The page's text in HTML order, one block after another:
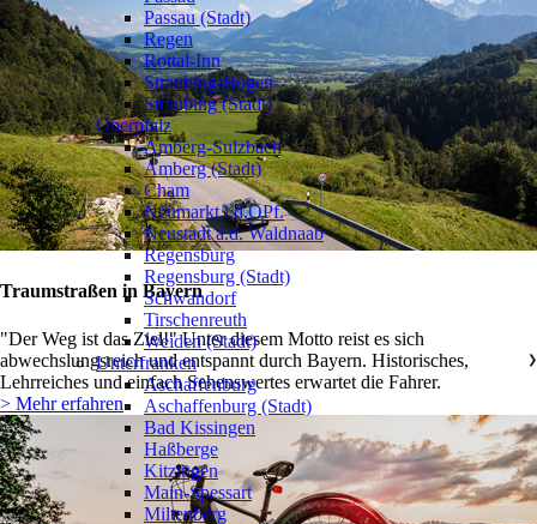
Traumstraßen in Bayern
"Der Weg ist das Ziel!" Unter diesem Motto reist es sich
abwechslungsreich und entspannt durch Bayern. Historisches,
Lehrreiches und einfach Sehenswertes erwartet die Fahrer.
> Mehr erfahren
Passau (Stadt)
Regen
Rottal-Inn
Straubing-Bogen
Straubing (Stadt)
Oberpfalz
❯
Amberg-Sulzbach
Amberg (Stadt)
Cham
Neumarkt i.d.OPf.
Neustadt a.d. Waldnaab
Regensburg
Regensburg (Stadt)
Schwandorf
Tirschenreuth
Weiden (Stadt)
Unterfranken
❯
Aschaffenburg
Aschaffenburg (Stadt)
Bad Kissingen
Haßberge
Kitzingen
Main-Spessart
Miltenberg